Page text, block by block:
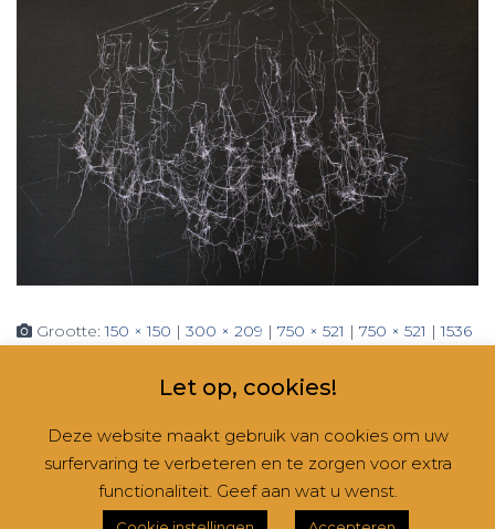
Grootte:150 × 150 | 300 × 209 | 750 × 521 | 750 × 521 | 1536
CONTACT NIEUWSBRIEVEN RUBRIEKEN
Hestia | Ontwikkeld doorThemeIsle
Let op, cookies!
Deze website maakt gebruik van cookies om uw
surfervaring te verbeteren en te zorgen voor extra
functionaliteit. Geef aan wat u wenst.